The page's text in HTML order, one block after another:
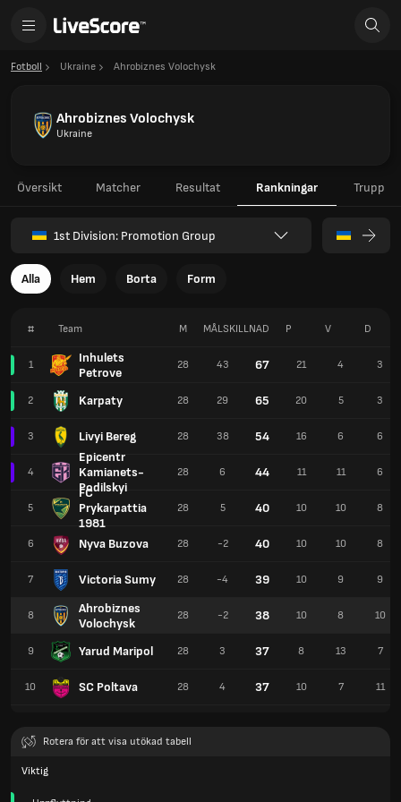
Fotboll Ukraine Ahrobiznes Volochysk
Ahrobiznes Volochysk
Ukraine
Översikt Matcher Resultat Rankningar Trupp
1st Division: Promotion Group
Alla Hem Borta Form
# Team
1
Inhulets
Petrove
2 Karpaty
3 Livyi Bereg
4
Epicentr
Kamianets-
Podilskyi
5
FC
Prykarpattia
1981
6 Nyva Buzova
7 Victoria Sumy
8
Ahrobiznes
Volochysk
9 Yarud Maripol
10 SC Poltava
M MÅLSKILLNAD P V D
28 43 67 21 4 3
28 29 65 20 5 3
28 38 54 16 6 6
28 6 44 11 11 6
28 5 40 10 10 8
28 -2 40 10 10 8
28 -4 39 10 9 9
28 -2 38 10 8 10
28 3 37 8 13 7
28 4 37 10 7 11
Rotera för att visa utökad tabell
Viktig